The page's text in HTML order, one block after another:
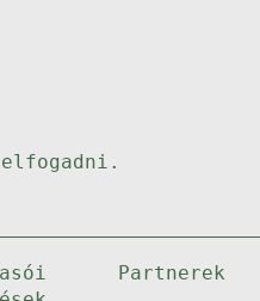
elfogadni.
Partnerek